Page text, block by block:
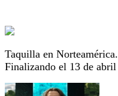
Taquilla en Norteamérica.
Finalizando el 13 de abril